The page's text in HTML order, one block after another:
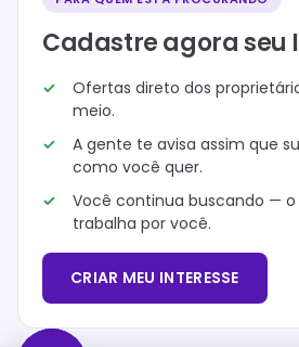
Cadastre agora seu
Ofertas direto dos
meio.
A gente te avisa assim que
como você quer.
Você continua buscando — o
trabalha por você.
CRIAR MEU INTERESSE